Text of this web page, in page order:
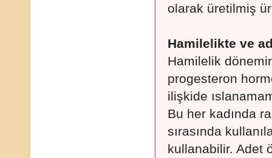
olarak üretilmiş
Hamilelikte ve
Hamilelik
progesteron
ilişkide
Bu her kadında
sırasında
kullanabilir. Adet